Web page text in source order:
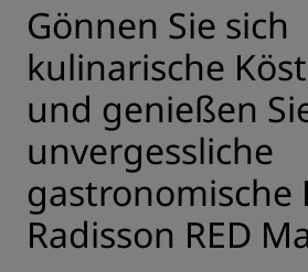
Gönnen Sie sich
kulinarische
und genießen
unvergessliche
gastronomische
Radisson RED